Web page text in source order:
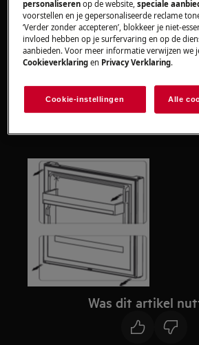
Gebruik altijd
schoeisel.
Houd er rekening mee dat
professionele reparatie gevolgen
de veiligheid als deze niet correct
HOE DE AFDICHTING TE
Was dit artikel
personaliseren op de website,speciale
voorstellen en je gepersonaliseerde reclame
‘Verder zonder accepteren’, blokkeer je niet-
invloed hebben op je surfervaring en op de
aanbieden. Voor meer informatie verwijzen we
Cookieverklaring en Privacy Verklaring.
Cookie-instellingen Alle